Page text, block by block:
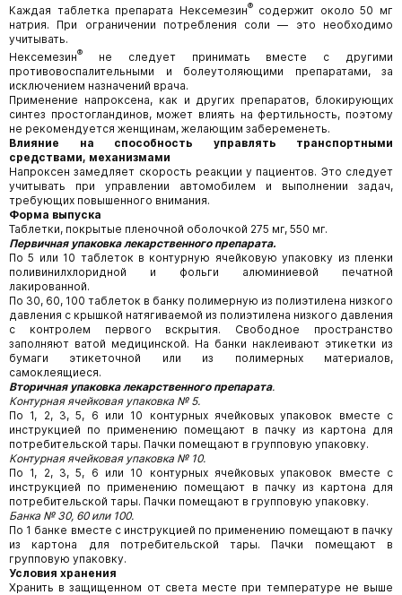
Каждая таблетка препарата Нексемезин®содержит около 50 мг
натрия. При ограничении потребления соли — это необходимо
учитывать.
Нексемезин®
не следует принимать вместе с другими
противовоспалительными и болеутоляющими препаратами, за
исключением назначений врача.
Применение напроксена, как и других препаратов, блокирующих
синтез простогландинов, может влиять на фертильность, поэтому
не рекомендуется женщинам, желающим забеременеть.
Влияние на способность управлять транспортными
средствами, механизмами
Напроксен замедляет скорость реакции у пациентов. Это следует
учитывать при управлении автомобилем и выполнении задач,
требующих повышенного внимания.
Форма выпуска
Таблетки, покрытые пленочной оболочкой 275 мг, 550 мг.
Первичная упаковка лекарственного препарата.
По 5 или 10 таблеток в контурную ячейковую упаковку из пленки
поливинилхлоридной и фольги алюминиевой печатной
лакированной.
По 30, 60, 100 таблеток в банку полимерную из полиэтилена низкого
давления с крышкой натягиваемой из полиэтилена низкого давления
с контролем первого вскрытия. Свободное пространство
заполняют ватой медицинской. На банки наклеивают этикетки из
бумаги этикеточной или из полимерных материалов,
самоклеящиеся.
Вторичная упаковка лекарственного препарата.
Контурная ячейковая упаковка № 5.
По 1, 2, 3, 5, 6 или 10 контурных ячейковых упаковок вместе с
инструкцией по применению помещают в пачку из картона для
потребительской тары. Пачки помещают в групповую упаковку.
Контурная ячейковая упаковка № 10.
По 1, 2, 3, 5, 6 или 10 контурных ячейковых упаковок вместе с
инструкцией по применению помещают в пачку из картона для
потребительской тары. Пачки помещают в групповую упаковку.
Банка № 30, 60 или 100.
По 1 банке вместе с инструкцией по применению помещают в пачку
из картона для потребительской тары. Пачки помещают в
групповую упаковку.
Условия хранения
Хранить в защищенном от света месте при температуре не выше